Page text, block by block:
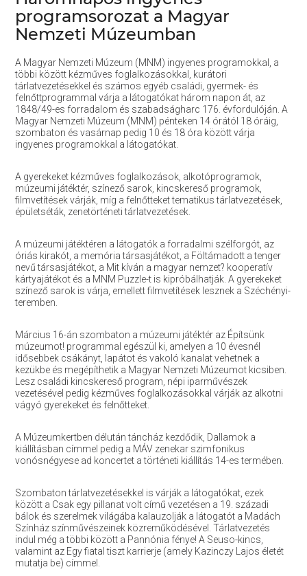
programsorozat a Magyar
Nemzeti Múzeumban
A Magyar Nemzeti Múzeum (MNM) ingyenes programokkal, a
többi között kézműves foglalkozásokkal, kurátori
tárlatvezetésekkel és számos egyéb családi, gyermek- és
felnőttprogrammal várja a látogatókat három napon át, az
1848/49-es forradalom és szabadságharc 176. évfordulóján. A
Magyar Nemzeti Múzeum (MNM) pénteken 14 órától 18 óráig,
szombaton és vasárnap pedig 10 és 18 óra között várja
ingyenes programokkal a látogatókat.
A gyerekeket kézműves foglalkozások, alkotóprogramok,
múzeumi játéktér, színező sarok, kincskereső programok,
filmvetítések várják, míg a felnőtteket tematikus tárlatvezetések,
épületséták, zenetörténeti tárlatvezetések.
A múzeumi játéktéren a látogatók a forradalmi szélforgót, az
óriás kirakót, a memória társasjátékot, a Föltámadott a tenger
nevű társasjátékot, a Mit kíván a magyar nemzet? kooperatív
kártyajátékot és a MNM Puzzle-t is kipróbálhatják. A gyerekeket
színező sarok is várja, emellett filmvetítések lesznek a Széchényi-
teremben.
Március 16-án szombaton a múzeumi játéktér az Építsünk
múzeumot! programmal egészül ki, amelyen a 10 évesnél
idősebbek csákányt, lapátot és vakoló kanalat vehetnek a
kezükbe és megépíthetik a Magyar Nemzeti Múzeumot kicsiben.
Lesz családi kincskereső program, népi iparművészek
vezetésével pedig kézműves foglalkozásokkal várják az alkotni
vágyó gyerekeket és felnőtteket.
A Múzeumkertben délután táncház kezdődik, Dallamok a
kiállításban címmel pedig a MÁV zenekar szimfonikus
vonósnégyese ad koncertet a történeti kiállítás 14-es termében.
Szombaton tárlatvezetésekkel is várják a látogatókat, ezek
között a Csak egy pillanat volt című vezetésen a 19. századi
bálok és szerelmek világába kalauzolják a látogatót a Madách
Színház színművészeinek közreműködésével. Tárlatvezetés
indul még a többi között a Pannónia fénye! A Seuso-kincs,
valamint az Egy fiatal tiszt karrierje (amely Kazinczy Lajos életét
mutatja be) címmel.